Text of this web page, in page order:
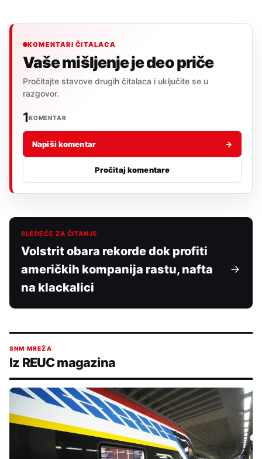
KOMENTARI ČITALACA
Vaše mišljenje je deo priče
Pročitajte stavove drugih čitalaca i uključite se u
razgovor.
1KOMENTAR
Napiši komentar →
Pročitaj komentare
SLEDEĆE ZA ČITANJE
Volstrit obara rekorde dok profiti
američkih kompanija rastu, nafta
na klackalici
SNM MREŽA
Iz REUC magazina